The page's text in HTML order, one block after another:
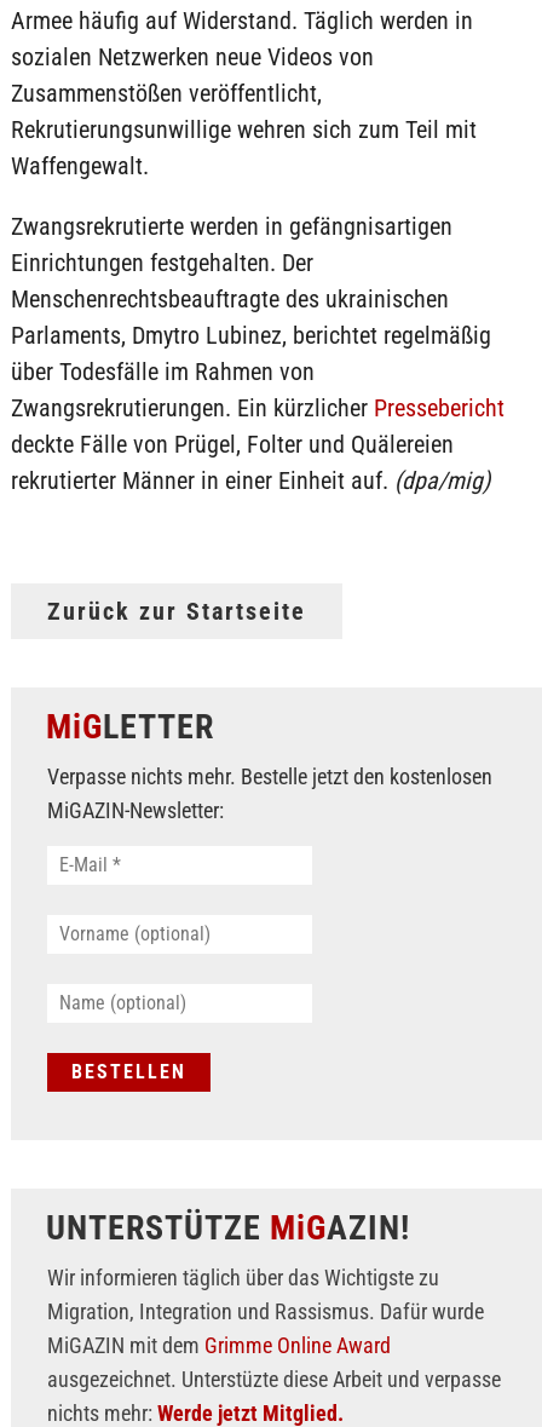
Armee häufig auf Widerstand. Täglich werden in
sozialen Netzwerken neue Videos von
Zusammenstößen veröffentlicht,
Rekrutierungsunwillige wehren sich zum Teil mit
Waffengewalt.
Zwangsrekrutierte werden in gefängnisartigen
Einrichtungen festgehalten. Der
Menschenrechtsbeauftragte des ukrainischen
Parlaments, Dmytro Lubinez, berichtet regelmäßig
über Todesfälle im Rahmen von
Zwangsrekrutierungen. Ein kürzlicher Pressebericht
deckte Fälle von Prügel, Folter und Quälereien
rekrutierter Männer in einer Einheit auf. (dpa/mig)
Zurück zur Startseite
MiGLETTER
Verpasse nichts mehr. Bestelle jetzt den kostenlosen
MiGAZIN-Newsletter:
UNTERSTÜTZE MiGAZIN!
Wir informieren täglich über das Wichtigste zu
Migration, Integration und Rassismus. Dafür wurde
MiGAZIN mit dem Grimme Online Award
ausgezeichnet. Unterstüzte diese Arbeit und verpasse
nichts mehr: Werde jetzt Mitglied.